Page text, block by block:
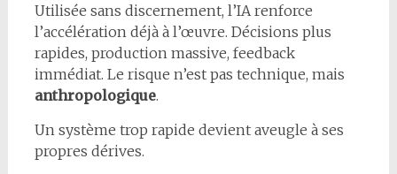
Utilisée sans discernement, l’IA renforce
l’accélération déjà à l’œuvre. Décisions plus
rapides, production massive, feedback
immédiat. Le risque n’est pas technique, mais
anthropologique.
Un système trop rapide devient aveugle à ses
propres dérives.